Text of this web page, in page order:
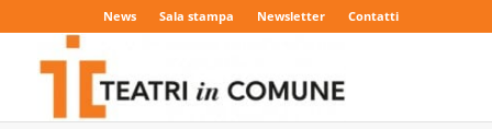
News Sala stampa Newsletter Contatti